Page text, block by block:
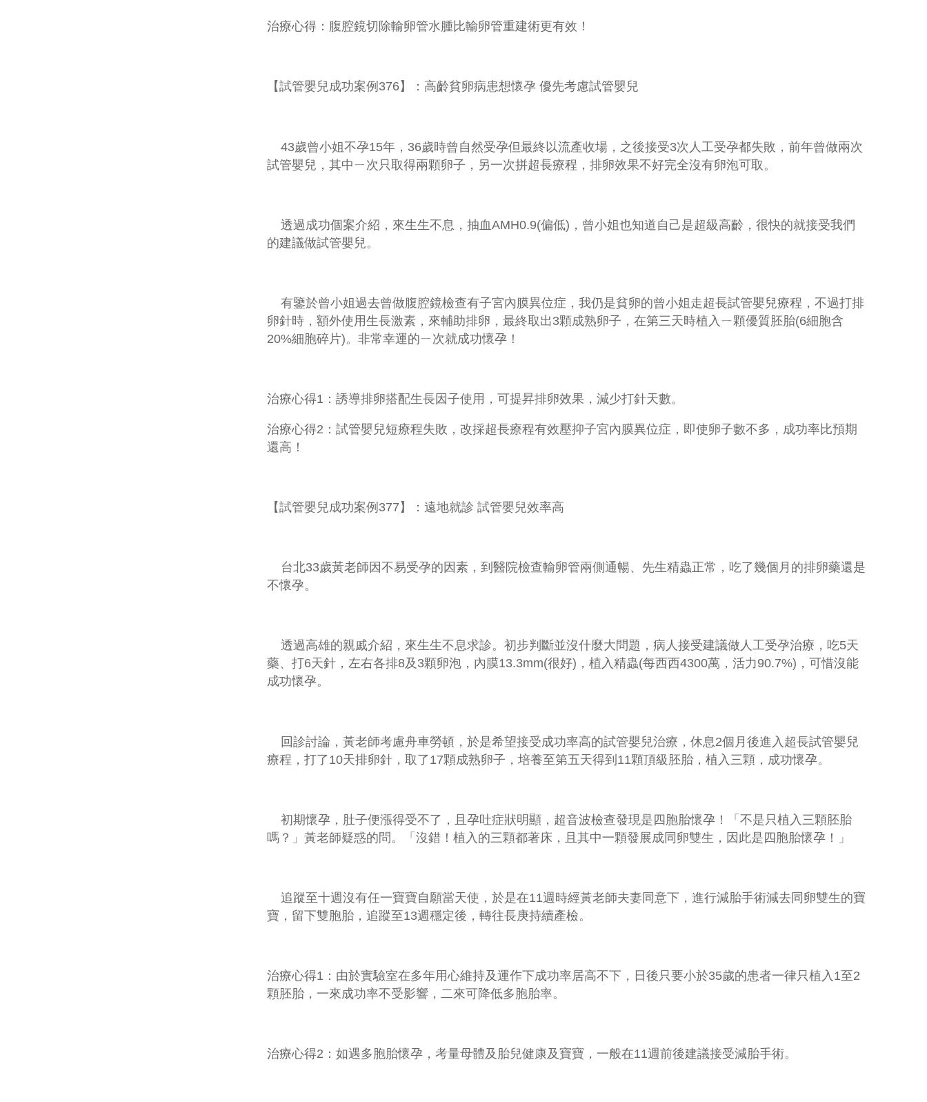
治療心得：腹腔鏡切除輸卵管水腫比輸卵管重建術更有效！
【試管嬰兒成功案例 376】：高齡貧卵病患想懷孕 優先考慮試管嬰兒
43歲曾小姐不孕15年， 36歲時曾自然受孕但最終以流產收場，之後接受3次人工受孕都失敗，前年曾做兩次
試管嬰兒，其中ㄧ次只取得兩顆卵子，另一次拼超長療程，排卵效果不好完全沒有卵泡可取。
透過成功個案介紹，來生生不息，抽血AMH0.9(偏低) ，曾小姐也知道自己是超級高齡，很快的就接受我們
的建議做試管嬰兒。
有鑒於曾小姐過去曾做腹腔鏡檢查有子宮內膜異位症，我仍是貧卵的曾小姐走超長試管嬰兒療程，不過打排
卵針時，額外使用生長激素，來輔助排卵，最終取出3顆成熟卵子，在第三天時植入ㄧ顆優質胚胎(6細胞含
20%細胞碎片)。非常幸運的ㄧ次就成功懷孕！
治療心得1：誘導排卵搭配生長因子使用，可提昇排卵效果，減少打針天數。
治療心得2：試管嬰兒短療程失敗，改採超長療程有效壓抑子宮內膜異位症，即使卵子數不多，成功率比預期
還高！
【試管嬰兒成功案例 377 】：遠地就診 試管嬰兒效率高
台北33歲黃老師因不易受孕的因素，到醫院檢查輸卵管兩側通暢、先生精蟲正常，吃了幾個月的排卵藥還是
不懷孕。
透過高雄的親戚介紹，來生生不息求診。初步判斷並沒什麼大問題，病人接受建議做人工受孕治療，吃5天
藥、打6天針，左右各排8及 3顆卵泡，內膜13.3mm(很好) ，植入精蟲(每西西4300萬，活力90.7%) ，可惜沒能
成功懷孕。
回診討論，黃老師考慮舟車勞頓，於是希望接受成功率高的試管嬰兒治療，休息2個月後進入超長試管嬰兒
療程，打了10天排卵針，取了17顆成熟卵子，培養至第五天得到 11顆頂級胚胎，植入三顆，成功懷孕。
初期懷孕，肚子便漲得受不了，且孕吐症狀明顯，超音波檢查發現是四胞胎懷孕！「不是只植入三顆胚胎
嗎？」黃老師疑惑的問。「沒錯！植入的三顆都著床，且其中一顆發展成同卵雙生，因此是四胞胎懷孕！」
追蹤至十週沒有任一寶寶自願當天使，於是在11週時經黃老師夫妻同意下，進行減胎手術減去同卵雙生的寶
寶，留下雙胞胎，追蹤至13週穩定後，轉往長庚持續產檢。
治療心得1 ：由於實驗室在多年用心維持及運作下成功率居高不下，日後只要小於35歲的患者一律只植入 1至2
顆胚胎，一來成功率不受影響，二來可降低多胞胎率。
治療心得2 ：如遇多胞胎懷孕，考量母體及胎兒健康及寶寶，一般在11週前後建議接受減胎手術。